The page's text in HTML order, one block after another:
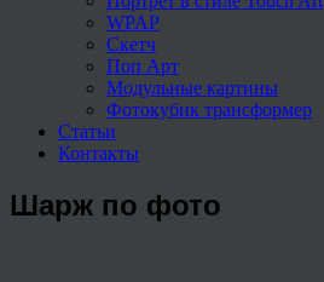
WPAP
Скетч
Поп Арт
Модульные картины
Фотокубик трансформер
Статьи
Контакты
Шарж по фото